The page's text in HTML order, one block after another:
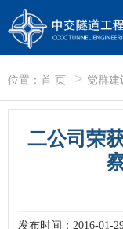
位置： 首 页 > 党群建
二公司荣
发布时间：2016-01-